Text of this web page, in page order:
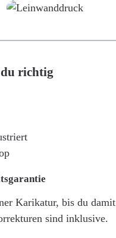
richtig
Karikatur, bis du damit
sind inklusive.